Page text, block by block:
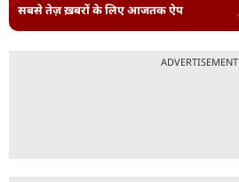
सबसे तेज़ ख़बरों के लिए आजतक ऐप
ADVERTISEMENT